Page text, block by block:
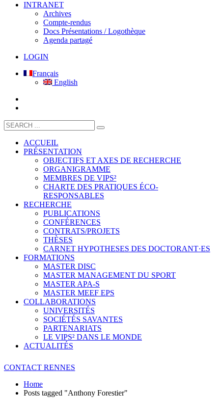
INTRANET
Archives
Compte-rendus
Docs Présentations / Logothèque
Agenda partagé
LOGIN
Français
English
ACCUEIL
PRÉSENTATION
OBJECTIFS ET AXES DE RECHERCHE
ORGANIGRAMME
MEMBRES DE VIPS²
CHARTE DES PRATIQUES ÉCO-
RESPONSABLES
RECHERCHE
PUBLICATIONS
CONFÉRENCES
CONTRATS/PROJETS
THÈSES
CARNET HYPOTHESES DES DOCTORANT·ES
FORMATIONS
MASTER DISC
MASTER MANAGEMENT DU SPORT
MASTER APA-S
MASTER MEEF EPS
COLLABORATIONS
UNIVERSITÉS
SOCIÉTÉS SAVANTES
PARTENARIATS
LE VIPS² DANS LE MONDE
ACTUALITÉS
CONTACT RENNES
Home
Posts tagged "Anthony Forestier"